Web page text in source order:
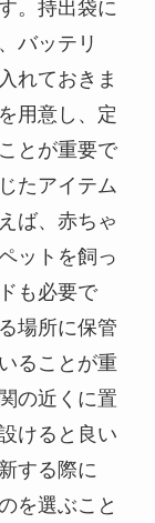
。持出袋に
バッテリ
れておきま
用意し、定
とが重要で
たアイテム
ば、赤ちゃ
ットを飼っ
も必要で
場所に保管
ることが重
の近くに置
けると良い
する際に
を選ぶこと